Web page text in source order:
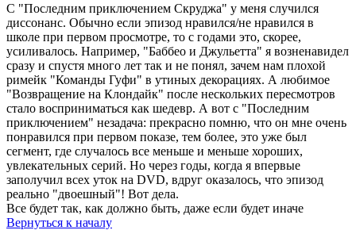
С "Последним приключением Скруджа" у меня случился
диссонанс. Обычно если эпизод нравился/не нравился в
школе при первом просмотре, то с годами это, скорее,
усиливалось. Например, "Баббео и Джульетта" я возненавидел
сразу и спустя много лет так и не понял, зачем нам плохой
римейк "Команды Гуфи" в утиных декорациях. А любимое
"Возвращение на Клондайк" после нескольких пересмотров
стало восприниматься как шедевр. А вот с "Последним
приключением" незадача: прекрасно помню, что он мне очень
понравился при первом показе, тем более, это уже был
сегмент, где случалось все меньше и меньше хороших,
увлекательных серий. Но через годы, когда я впервые
заполучил всех уток на DVD, вдруг оказалось, что эпизод
реально "двоешный"! Вот дела.
Все будет так, как должно быть, даже если будет иначе
Вернуться к началу